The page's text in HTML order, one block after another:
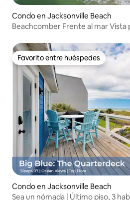
Condo en Jacksonville Beach
Beachcomber Frente al mar Vista panorámica de 180
Favorito entre huéspedes
Favorito entre huéspedes
Condo en Jacksonville Beach
Sea un nómada | Último piso, 3